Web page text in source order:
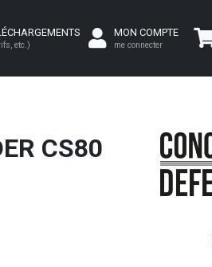
etc.)
MON COMPTE
me connecter
CS80